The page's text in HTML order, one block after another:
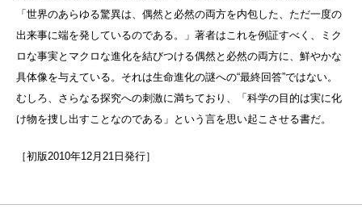
「世界のあらゆる驚異は、偶然と必然の両方を内包した、ただ一度の
出来事に端を発しているのである。」著者はこれを例証すべく、ミク
ロな事実とマクロな進化を結びつける偶然と必然の両方に、鮮やかな
具体像を与えている。それは生命進化の謎への“最終回答”ではない。
むしろ、さらなる探究への刺激に満ちており、「科学の目的は実に化
け物を捜し出すことなのである」という言を思い起こさせる書だ。
［初版2010年12月21日発行］